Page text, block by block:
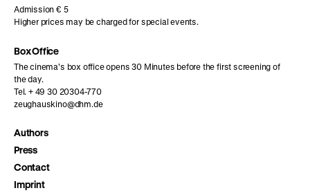
Admission € 5
Higher prices may be charged for special events.
Box Office
The cinema’s box office opens 30 Minutes before the first screening of
the day.
Tel. + 49 30 20304-770
zeughauskino@dhm.de
Authors
Press
Contact
Imprint